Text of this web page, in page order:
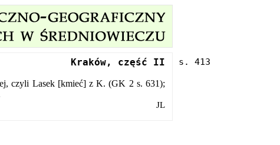
Kraków, część II
czyli Lasek [kmieć] z K. (GK 2 s. 631);
JL